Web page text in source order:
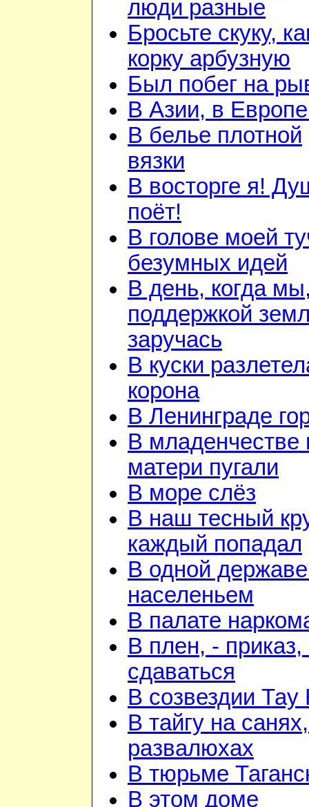
люди разные
Бросьте скуку,
корку арбузную
Был побег на
В Азии, в
В белье плотной
вязки
В восторге я!
поёт!
В голове моей
безумных идей
В день, когда
поддержкой
заручась
В куски
корона
В Ленинграде
В младенчестве
матери пугали
В море слёз
В наш тесный
каждый попадал
В одной
населеньем
В палате
В плен, - приказ,
сдаваться
В созвездии Тау
В тайгу на
развалюхах
В тюрьме
В этом доме